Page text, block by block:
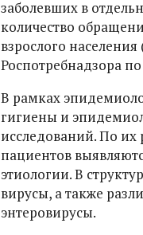
заболевших в
количество
взрослого
Роспотребнадзора
В рамках
гигиены и
исследований. По их
пациентов
этиологии. В
вирусы, а также
энтеровирусы.